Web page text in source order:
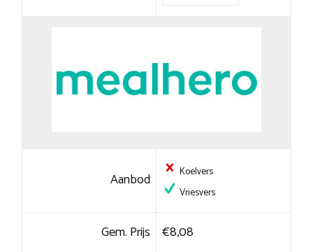
Aanbod
Koelvers
Vriesvers
Gem. Prijs €8,08